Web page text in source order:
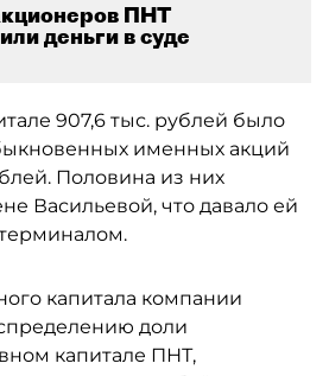
ПНТ
деньги в суде
907,6 тыс. рублей было
именных акций
Половина из них
Васильевой, что давало ей
капитала компании
доли
капитале ПНТ,